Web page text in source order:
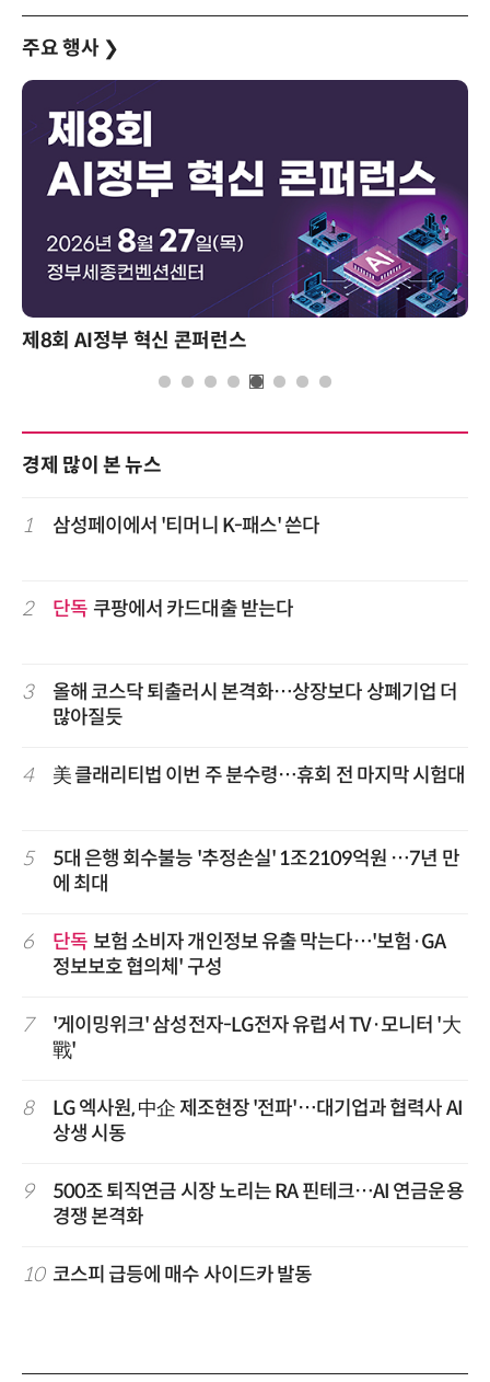
주요 행사 ❯
제8회 AI정부 혁신 콘퍼런스
경제 많이 본 뉴스
1 삼성페이에서 '티머니 K-패스' 쓴다
2 단독 쿠팡에서 카드대출 받는다
3
올해 코스닥 퇴출러시 본격화…상장보다 상폐기업 더
많아질듯
4 美 클래리티법 이번 주 분수령…휴회 전 마지막 시험대
5
5대 은행 회수불능 '추정손실' 1조2109억원 …7년 만
에 최대
6 단독 보험 소비자 개인정보 유출 막는다…'보험·GA
정보보호 협의체' 구성
7
'게이밍위크' 삼성전자-LG전자 유럽서 TV·모니터 '大
戰'
8
LG 엑사원, 中企 제조현장 '전파'…대기업과 협력사 AI
상생 시동
9
500조 퇴직연금 시장 노리는 RA 핀테크…AI 연금운용
경쟁 본격화
10 코스피 급등에 매수 사이드카 발동